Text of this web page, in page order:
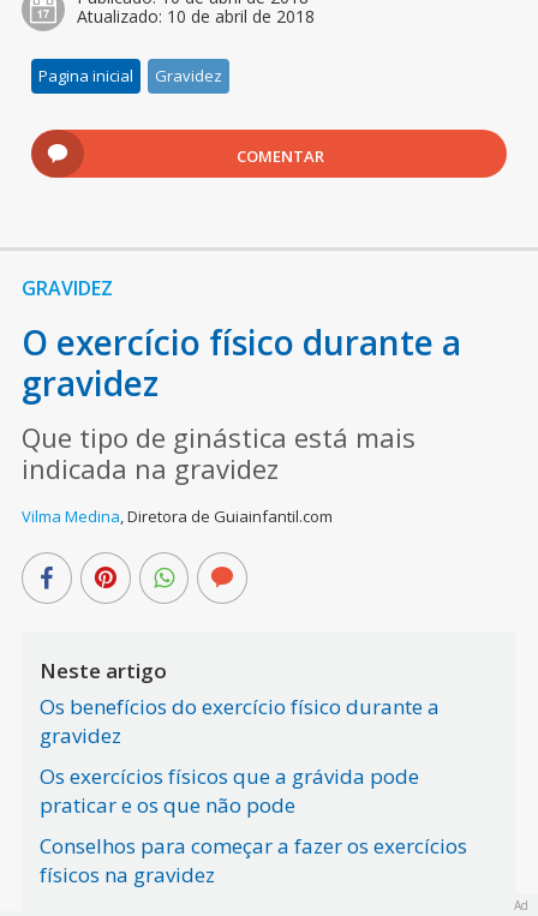
Atualizado: 10 de abril de 2018
Pagina inicial Gravidez
COMENTAR
GRAVIDEZ
O exercício físico durante a
gravidez
Que tipo de ginástica está mais
indicada na gravidez
Vilma Medina,Diretora de Guiainfantil.com
Neste artigo
Os benefícios do exercício físico durante a
gravidez
Os exercícios físicos que a grávida pode
praticar e os que não pode
Conselhos para começar a fazer os exercícios
físicos na gravidez
Ad